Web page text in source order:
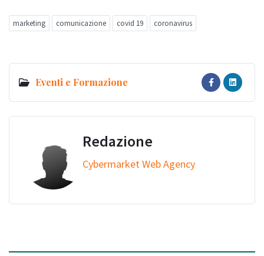
marketing comunicazione covid 19 coronavirus
Eventi e Formazione
Redazione
Cybermarket Web Agency